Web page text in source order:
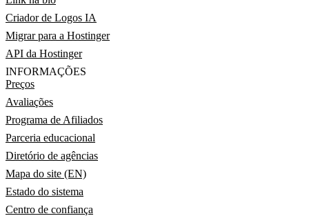
Criador de Logos IA
Migrar para a Hostinger
API da Hostinger
INFORMAÇÕES
Preços
Avaliações
Programa de Afiliados
Parceria educacional
Diretório de agências
Mapa do site (EN)
Estado do sistema
Centro de confiança